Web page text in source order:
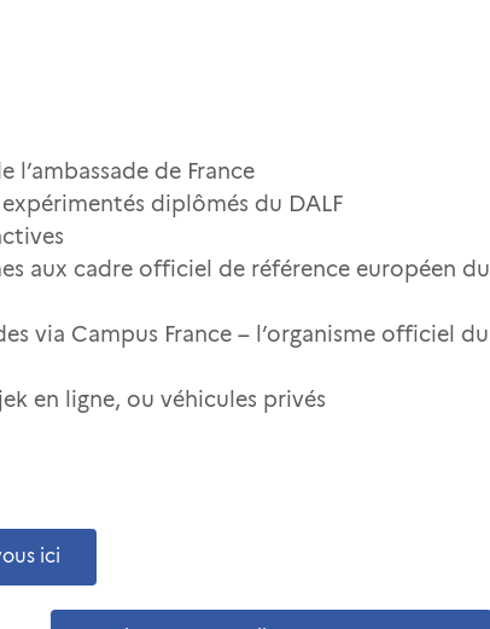
de France
diplômés du DALF
aux cadre officiel de référence européen du
via Campus France – l’organisme officiel du
en ligne, ou véhicules privés
ici